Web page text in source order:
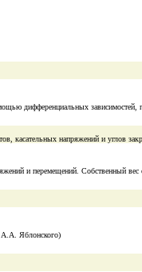
дифференциальных зависимостей,
касательных напряжений и углов
и перемещений. Собственный вес
А.А. Яблонского)